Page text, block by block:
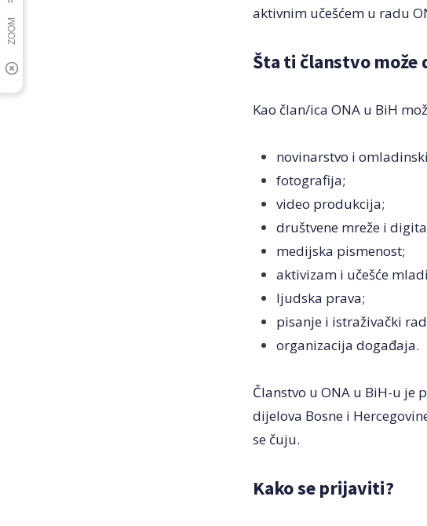
aktivnim učešćem u radu
Šta ti članstvo može
Kao član/ica ONA u BiH
novinarstvo i
fotografija;
video produkcija;
društvene mreže i
medijska pismenost;
aktivizam i učešće
ljudska prava;
pisanje i istraživački
organizacija događaja.
Članstvo u ONA u BiH-u je
dijelova Bosne i
se čuju.
Kako se prijaviti?